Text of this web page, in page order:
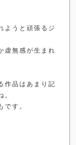
ようと頑張るジ
虚無感が生まれ
作品はあまり記
す。